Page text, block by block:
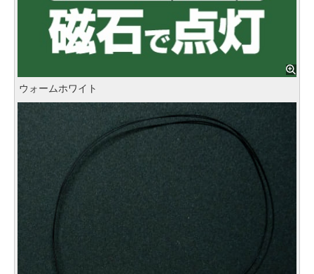
ウォームホワイト